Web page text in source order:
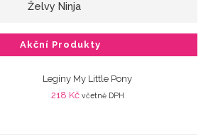
Želvy Ninja
Akční Produkty
Legíny My Little Pony
218 Kč včetně DPH